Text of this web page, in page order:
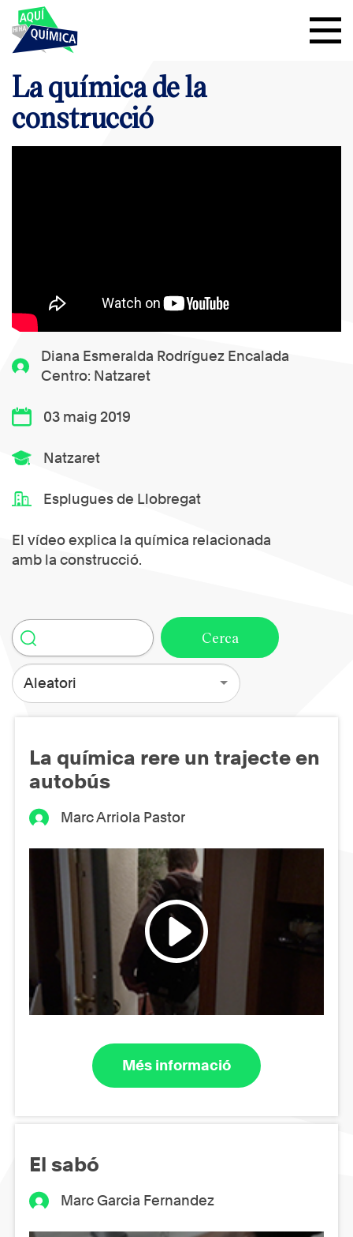
Diana Esmeralda Rodríguez Encalada
Centro: Natzaret
03 maig 2019
Natzaret
Esplugues de Llobregat
El vídeo explica la química relacionada
amb la construcció.
La química de la
construcció
Aleatori
La química rere un trajecte en
autobús
Marc Arriola Pastor
Més informació
El sabó
Marc Garcia Fernandez